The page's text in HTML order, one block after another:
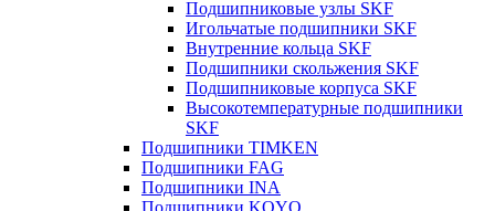
Подшипниковые узлы SKF
Игольчатые подшипники SKF
Внутренние кольца SKF
Подшипники скольжения SKF
Подшипниковые корпуса SKF
Высокотемпературные подшипники
SKF
Подшипники TIMKEN
Подшипники FAG
Подшипники INA
Подшипники KOYO